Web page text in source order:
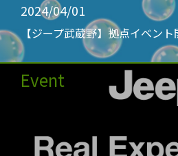
2024/04/01
【ジープ武蔵野】拠点イベン
Event